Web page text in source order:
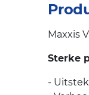
Maxxis
Sterke
-